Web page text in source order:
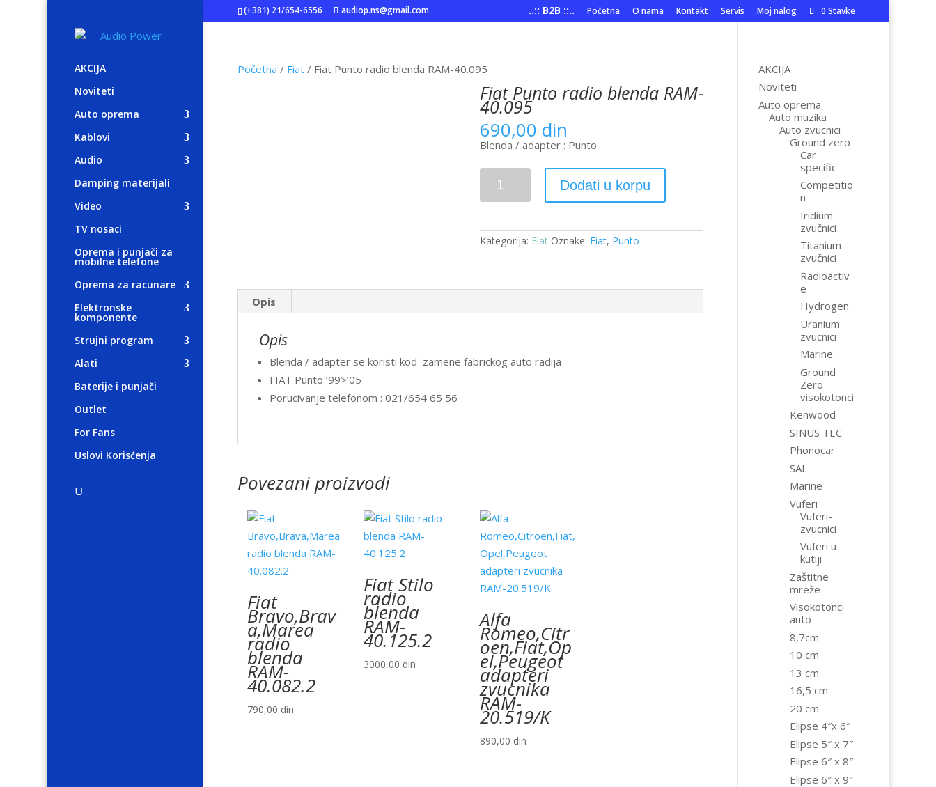
(+381) 21/654-6556 audiop.ns@gmail.com ..:: B2B ::.. Početna O nama Kontakt Servis Moj nalog 0 Stavke
AKCIJA
Noviteti
Auto oprema
Kablovi
Audio
Damping materijali
Video
TV nosaci
Oprema i punjači za
mobilne telefone
Oprema za racunare
Elektronske
komponente
Strujni program
Alati
Baterije i punjači
Outlet
For Fans
Uslovi Korisćenja
Početna / Fiat / Fiat Punto radio blenda RAM-40.095
Fiat Punto radio blenda RAM-
40.095
690,00 din
Blenda / adapter : Punto
Fiat
Punto
radio
40.095
količina
Dodati u korpu
Kategorija: Fiat Oznake: Fiat, Punto
Opis
Opis
Blenda / adapter se koristi kod zamene fabrickog auto radija
FIAT Punto ‘99>’05
Porucivanje telefonom : 021/654 65 56
Povezani proizvodi
Fiat
Bravo,Brav
a,Marea
radio
blenda
RAM-
40.082.2
790,00 din
Fiat Stilo
radio
blenda
RAM-
40.125.2
3000,00 din
Alfa
Romeo,Citr
oen,Fiat,Op
el,Peugeot
adapteri
zvucnika
RAM-
20.519/K
890,00 din
AKCIJA
Noviteti
Auto oprema
Auto muzika
Auto zvucnici
Ground zero
Car
specific
Competitio
n
Iridium
zvučnici
Titanium
zvučnici
Radioactiv
e
Hydrogen
Uranium
zvucnici
Marine
Ground
Zero
visokotonci
Kenwood
SINUS TEC
Phonocar
SAL
Marine
Vuferi
Vuferi-
zvucnici
Vuferi u
kutiji
Zaštitne
mreže
Visokotonci
auto
8,7cm
10 cm
13 cm
16,5 cm
20 cm
Elipse 4″x 6″
Elipse 5″ x 7″
Elipse 6″ x 8″
Elipse 6″ x 9″